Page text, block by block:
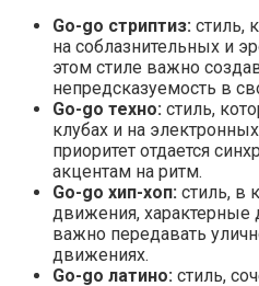
Go-go стриптиз: стиль,
на соблазнительных и
этом стиле важно
непредсказуемость в
Go-go техно: стиль,
клубах и на
приоритет отдается
акцентам на ритм.
Go-go хип-хоп: стиль, в
движения, характерные
важно передавать
движениях.
Go-go латино: стиль,